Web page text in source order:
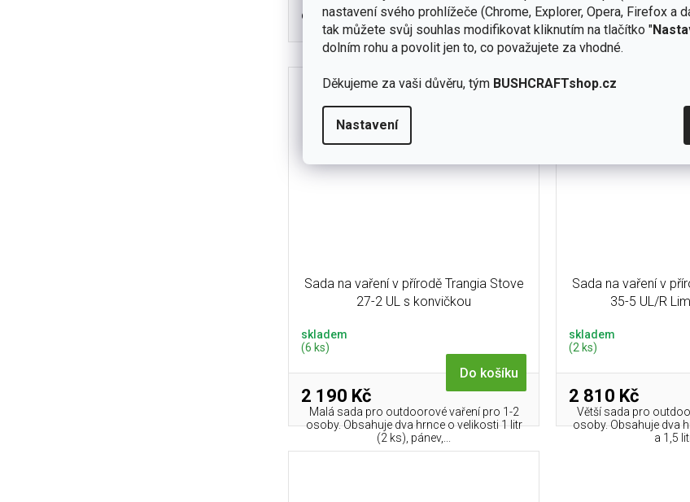
nastavení svého prohlížeče (Chrome, Explorer, Opera, Firefox a
tak můžete svůj souhlas modifikovat kliknutím na tlačítko "
dolním rohu a povolit jen to, co považujete za vhodné.
Děkujeme za vaši důvěru, tým BUSHCRAFTshop.cz
Nastavení
925 Kč
Praktická sada na vaření pro osamělé
turisty a dobrodruhy.
3 625 Kč
Malá sada pro
osoby. Obsahuje dva
Sada na vaření v přírodě Trangia Stove
27-2 UL s konvičkou
skladem
(6 ks)
2 190 Kč
Do košíku
Malá sada pro outdoorové vaření pro 1-2
osoby. Obsahuje dva hrnce o velikosti 1 litr
(2 ks), pánev,...
Sada na vaření v
35-5 UL/R
skladem
(2 ks)
2 810 Kč
Větší sada pro
osoby. Obsahuje dva
a 1,5